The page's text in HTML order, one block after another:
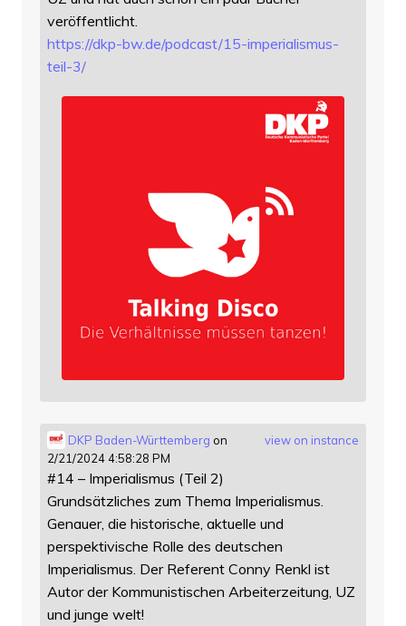
veröffentlicht.
https://dkp-bw.de/podcast/15-imperialismus-
teil-3/
view on instance
DKP Baden-Württemberg on
2/21/2024 4:58:28 PM
#14 – Imperialismus (Teil 2)
Grundsätzliches zum Thema Imperialismus.
Genauer, die historische, aktuelle und
perspektivische Rolle des deutschen
Imperialismus. Der Referent Conny Renkl ist
Autor der Kommunistischen Arbeiterzeitung, UZ
und junge welt!